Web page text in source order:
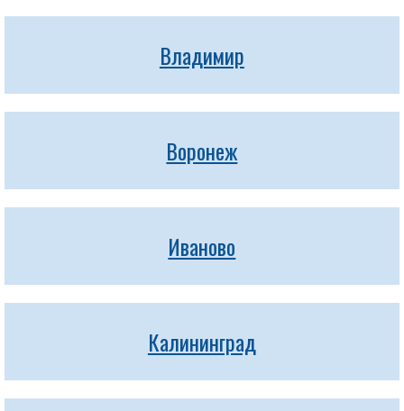
Владимир
Воронеж
Иваново
Калининград